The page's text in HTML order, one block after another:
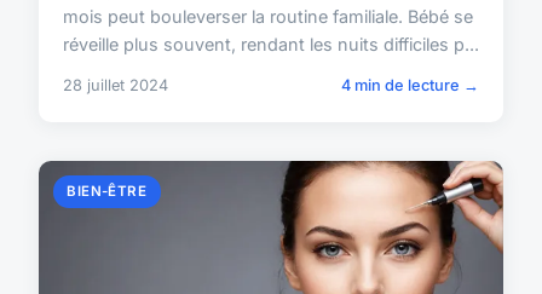
mois peut bouleverser la routine familiale. Bébé se
réveille plus souvent, rendant les nuits difficiles p...
28 juillet 2024 4 min de lecture →
BIEN-ÊTRE